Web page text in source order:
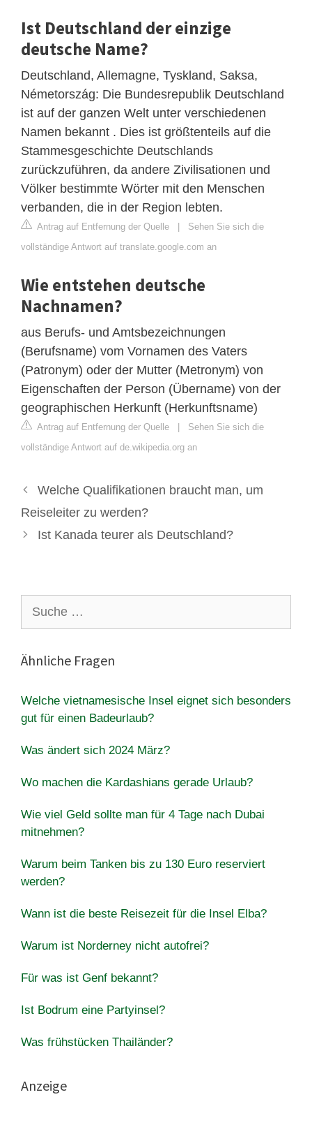
Ist Deutschland der einzige
deutsche Name?
Deutschland, Allemagne, Tyskland, Saksa,
Németország: Die Bundesrepublik Deutschland
ist auf der ganzen Welt unter verschiedenen
Namen bekannt . Dies ist größtenteils auf die
Stammesgeschichte Deutschlands
zurückzuführen, da andere Zivilisationen und
Völker bestimmte Wörter mit den Menschen
verbanden, die in der Region lebten.
Antrag auf Entfernung der Quelle | Sehen Sie sich die
vollständige Antwort auf translate.google.com an
Wie entstehen deutsche
Nachnamen?
aus Berufs- und Amtsbezeichnungen
(Berufsname) vom Vornamen des Vaters
(Patronym) oder der Mutter (Metronym) von
Eigenschaften der Person (Übername) von der
geographischen Herkunft (Herkunftsname)
Antrag auf Entfernung der Quelle | Sehen Sie sich die
vollständige Antwort auf de.wikipedia.org an
Welche Qualifikationen braucht man, um
Reiseleiter zu werden?
Ist Kanada teurer als Deutschland?
nach:
Ähnliche Fragen
Welche vietnamesische Insel eignet sich besonders
gut für einen Badeurlaub?
Was ändert sich 2024 März?
Wo machen die Kardashians gerade Urlaub?
Wie viel Geld sollte man für 4 Tage nach Dubai
mitnehmen?
Warum beim Tanken bis zu 130 Euro reserviert
werden?
Wann ist die beste Reisezeit für die Insel Elba?
Warum ist Norderney nicht autofrei?
Für was ist Genf bekannt?
Ist Bodrum eine Partyinsel?
Was frühstücken Thailänder?
Anzeige